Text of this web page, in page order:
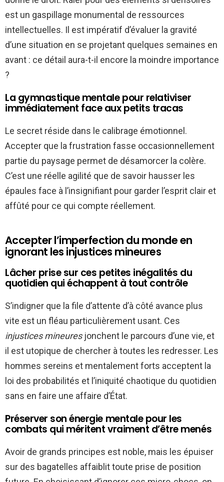
est un gaspillage monumental de ressources
intellectuelles. Il est impératif d’évaluer la gravité
d’une situation en se projetant quelques semaines en
avant : ce détail aura-t-il encore la moindre importance
?
La gymnastique mentale pour relativiser
immédiatement face aux petits tracas
Le secret réside dans le calibrage émotionnel.
Accepter que la frustration fasse occasionnellement
partie du paysage permet de désamorcer la colère.
C’est une réelle agilité que de savoir hausser les
épaules face à l’insignifiant pour garder l’esprit clair et
affûté pour ce qui compte réellement.
Accepter l’imperfection du monde en
ignorant les injustices mineures
Lâcher prise sur ces petites inégalités du
quotidien qui échappent à tout contrôle
S’indigner que la file d’attente d’à côté avance plus
vite est un fléau particulièrement usant. Ces
injustices mineuresjonchent le parcours d’une vie, et
il est utopique de chercher à toutes les redresser. Les
hommes sereins et mentalement forts acceptent la
loi des probabilités et l’iniquité chaotique du quotidien
sans en faire une affaire d’État.
Préserver son énergie mentale pour les
combats qui méritent vraiment d’être menés
Avoir de grands principes est noble, mais les épuiser
sur des bagatelles affaiblit toute prise de position